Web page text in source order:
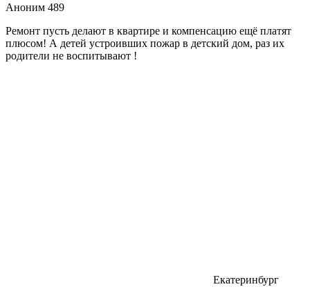
Аноним 489
Ремонт пусть делают в квартире и компенсацию ещё платят
плюсом! А детей устроивших пожар в детский дом, раз их
родители не воспитывают !
Екатеринбург